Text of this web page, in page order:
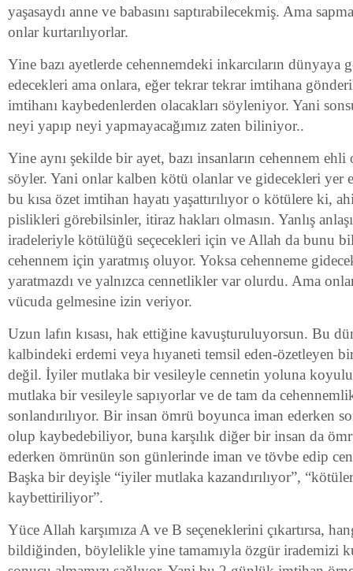
yaşasaydı anne ve babasını saptırabilecekmiş. Ama
onlar kurtarılıyorlar.
Yine bazı ayetlerde cehennemdeki inkarcıların dünyaya
edecekleri ama onlara, eğer tekrar tekrar imtihana
imtihanı kaybedenlerden olacakları söyleniyor. Yani
neyi yapıp neyi yapmayacağımız zaten biliniyor..
Yine aynı şekilde bir ayet, bazı insanların cehennem ehli
söyler. Yani onlar kalben kötü olanlar ve gidecekleri yer
bu kısa özet imtihan hayatı yaşattırılıyor o kötülere ki,
pislikleri görebilsinler, itiraz hakları olmasın. Yanlış
iradeleriyle kötülüğü seçecekleri için ve Allah da bunu
cehennem için yaratmış oluyor. Yoksa cehenneme
yaratmazdı ve yalnızca cennetlikler var olurdu. Ama
vücuda gelmesine izin veriyor.
Uzun lafın kısası, hak ettiğine kavuşturuluyorsun. Bu
kalbindeki erdemi veya hıyaneti temsil eden-özetleyen
değil. İyiler mutlaka bir vesileyle cennetin yoluna
mutlaka bir vesileyle sapıyorlar ve de tam da
sonlandırılıyor. Bir insan ömrü boyunca iman ederken
olup kaybedebiliyor, buna karşılık diğer bir insan da
ederken ömrünün son günlerinde iman ve tövbe edip
Başka bir deyişle “iyiler mutlaka kazandırılıyor”,
kaybettiriliyor”.
Yüce Allah karşımıza A ve B seçeneklerini çıkartırsa,
bildiğinden, böylelikle yine tamamıyla özgür irademizi